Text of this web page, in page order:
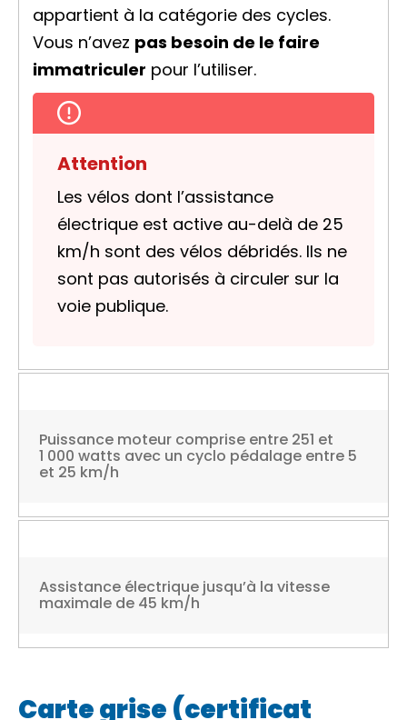
appartient à la catégorie des cycles.
Vous n’avez pas besoin de le faire
immatriculer pour l’utiliser.
Attention
Les vélos dont l’assistance
électrique est active au-delà de 25
km/h sont des vélos débridés. Ils ne
sont pas autorisés à circuler sur la
voie publique.
Puissance moteur comprise entre 251 et
1 000 watts avec un cyclo pédalage entre 5
et 25 km/h
Assistance électrique jusqu’à la vitesse
maximale de 45 km/h
Carte grise (certificat